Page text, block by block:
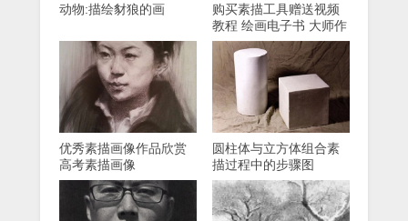
动物:描绘豺狼的画
购买素描工具赠送视频
教程 绘画电子书 大师作
品等资料
优秀素描画像作品欣赏
高考素描画像
圆柱体与立方体组合素
描过程中的步骤图